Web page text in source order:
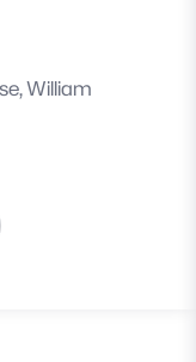
William